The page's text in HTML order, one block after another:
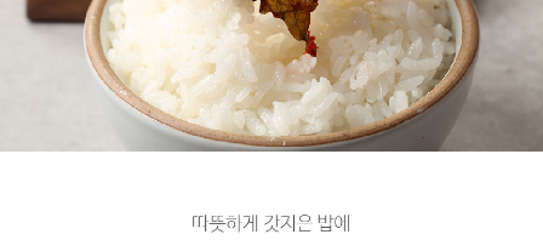
프 하세요!